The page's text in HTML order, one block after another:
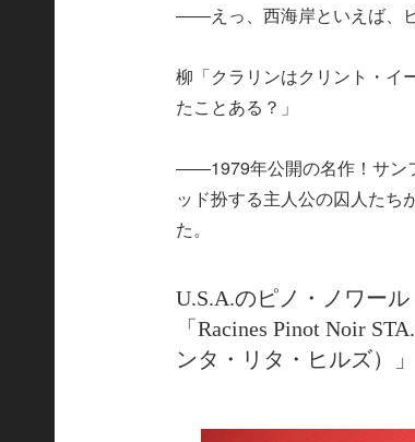
――えっ、西海岸といえば、
柳「クラリンはクリント・イ
たことある？」
――1979年公開の名作！サン
ッド扮する主人公の囚人たち
た。
U.S.A.のピノ・ノワール
「Racines Pinot Noir
ンタ・リタ・ヒルズ）」